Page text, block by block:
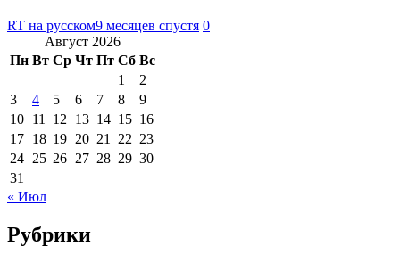
RT на русском9 месяцев спустя 0
Август 2026
Пн Вт Ср Чт Пт Сб Вс
1
2
3
4 5 6 7 8
9
10 11 12 13 14 15 16
17 18 19 20 21 22 23
24 25 26 27 28 29 30
31
« Июл
Рубрики